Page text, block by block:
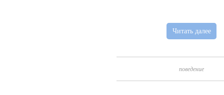
Читать далее
поведение